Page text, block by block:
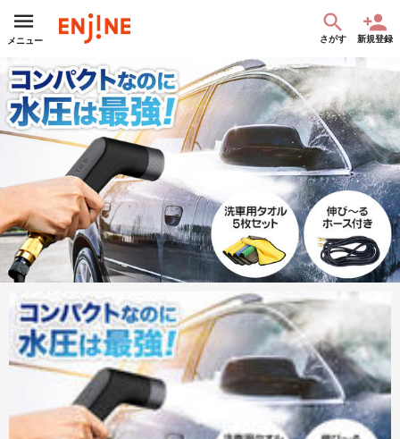
メニュー さがす 新規登録